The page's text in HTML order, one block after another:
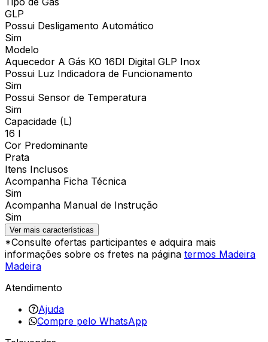
GLP
Possui Desligamento Automático
Sim
Modelo
Aquecedor A Gás KO 16DI Digital GLP Inox
Possui Luz Indicadora de Funcionamento
Sim
Possui Sensor de Temperatura
Sim
Capacidade (L)
16 l
Cor Predominante
Prata
Itens Inclusos
Acompanha Ficha Técnica
Sim
Acompanha Manual de Instrução
Sim
Ver mais características
*Consulte ofertas participantes e adquira mais
informações sobre os fretes na página termos Madeira
Madeira
Atendimento
Ajuda
Compre pelo WhatsApp